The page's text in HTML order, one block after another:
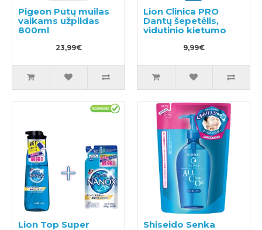
Pigeon Putų muilas
vaikams užpildas
800ml
23,99€
Lion Clinica PRO
Dantų šepetėlis,
vidutinio kietumo
9,99€
Lion Top Super
Shiseido Senka